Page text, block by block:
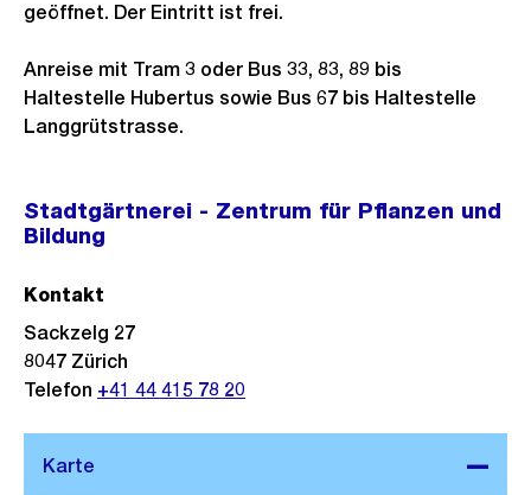
geöffnet. Der Eintritt ist frei.
Anreise mit Tram 3 oder Bus 33, 83, 89 bis
Haltestelle Hubertus sowie Bus 67 bis Haltestelle
Langgrütstrasse.
Stadtgärtnerei - Zentrum für Pflanzen und
Bildung
Kontakt
Sackzelg 27
8047 Zürich
Telefon +41 44 415 78 20